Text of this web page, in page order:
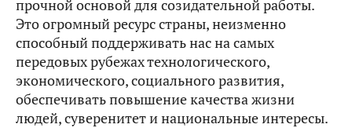
прочной основой для созидательной работы.
Это огромный ресурс страны, неизменно
способный поддерживать нас на самых
передовых рубежах технологического,
экономического, социального развития,
обеспечивать повышение качества жизни
людей, суверенитет и национальные интересы.